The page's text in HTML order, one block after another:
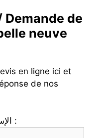
Demande de
neuve
en ligne ici et
de nos
Nom et prénom - الإسم و اللقب :